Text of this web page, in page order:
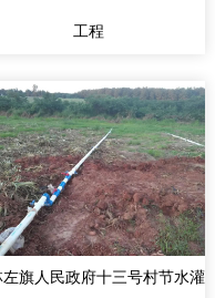
工程
左旗人民政府十三号村节水灌